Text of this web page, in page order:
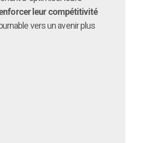
leur compétitivité
vers un avenir plus